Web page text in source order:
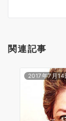
ン
関連記事
2017年7月14